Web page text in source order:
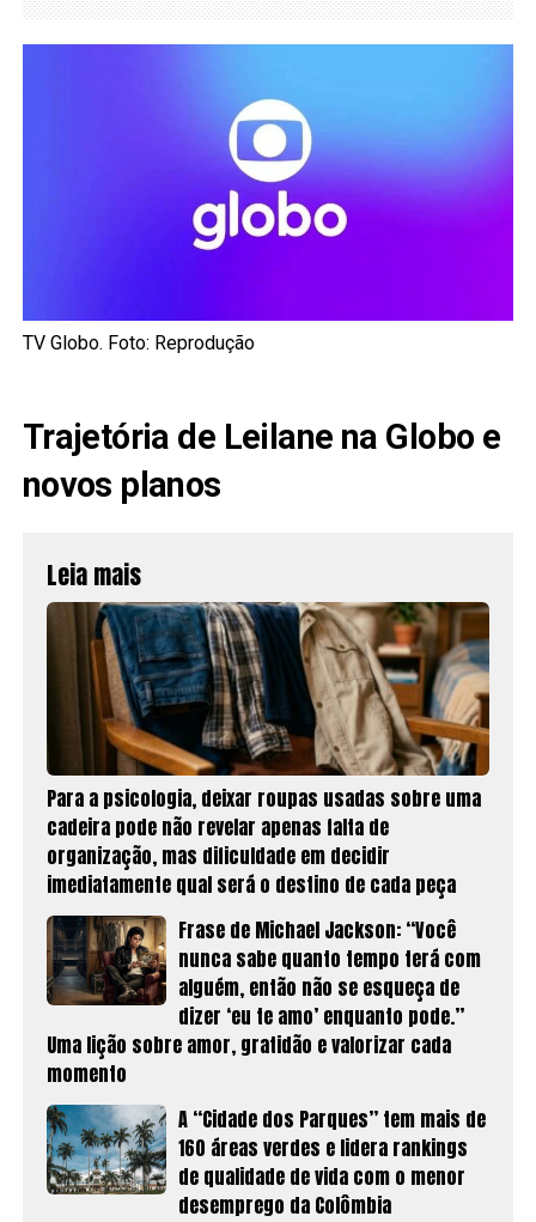
TV Globo. Foto: Reprodução
Trajetória de Leilane na Globo e
novos planos
Leia mais
Para a psicologia, deixar roupas usadas sobre uma
cadeira pode não revelar apenas falta de
organização, mas dificuldade em decidir
imediatamente qual será o destino de cada peça
Frase de Michael Jackson: “Você
nunca sabe quanto tempo terá com
alguém, então não se esqueça de
dizer ‘eu te amo’ enquanto pode.”
Uma lição sobre amor, gratidão e valorizar cada
momento
A “Cidade dos Parques” tem mais de
160 áreas verdes e lidera rankings
de qualidade de vida com o menor
desemprego da Colômbia